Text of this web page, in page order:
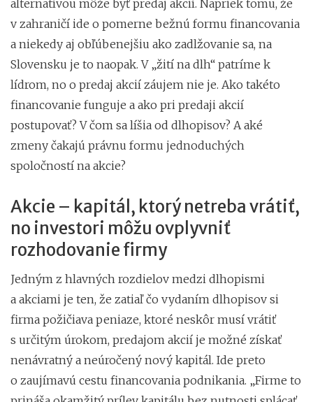
alternatívou môže byť predaj akcií. Napriek tomu, že
v zahraničí ide o pomerne bežnú formu financovania
a niekedy aj obľúbenejšiu ako zadlžovanie sa, na
Slovensku je to naopak. V „žití na dlh“ patríme k
lídrom, no o predaj akcií záujem nie je. Ako takéto
financovanie funguje a ako pri predaji akcií
postupovať? V čom sa líšia od dlhopisov? A aké
zmeny čakajú právnu formu jednoduchých
spoločností na akcie?
Akcie – kapitál, ktorý netreba vrátiť,
no investori môžu ovplyvniť
rozhodovanie firmy
Jedným z hlavných rozdielov medzi dlhopismi
a akciami je ten, že zatiaľ čo vydaním dlhopisov si
firma požičiava peniaze, ktoré neskôr musí vrátiť
s určitým úrokom, predajom akcií je možné získať
nenávratný a neúročený nový kapitál. Ide preto
o zaujímavú cestu financovania podnikania. „Firme to